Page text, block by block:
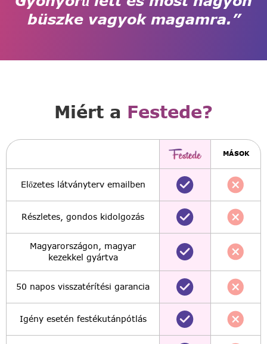
büszke vagyok magamra.”
Miért a Festede?
MÁSOK
Előzetes látványterv emailben
Részletes, gondos kidolgozás
Magyarországon, magyar
kezekkel gyártva
50 napos visszatérítési garancia
Igény esetén festékutánpótlás